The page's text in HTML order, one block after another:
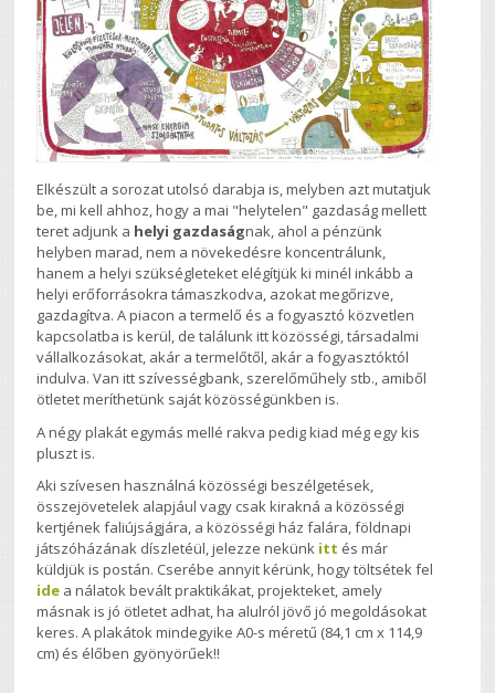
Elkészült a sorozat utolsó darabja is, melyben azt mutatjuk
be, mi kell ahhoz, hogy a mai "helytelen" gazdaság mellett
teret adjunk a helyi gazdaságnak, ahol a pénzünk
helyben marad, nem a növekedésre koncentrálunk,
hanem a helyi szükségleteket elégítjük ki minél inkább a
helyi erőforrásokra támaszkodva, azokat megőrizve,
gazdagítva. A piacon a termelő és a fogyasztó közvetlen
kapcsolatba is kerül, de találunk itt közösségi, társadalmi
vállalkozásokat, akár a termelőtől, akár a fogyasztóktól
indulva. Van itt szívességbank, szerelőműhely stb., amiből
ötletet meríthetünk saját közösségünkben is.
A négy plakát egymás mellé rakva pedig kiad még egy kis
pluszt is.
Aki szívesen használná közösségi beszélgetések,
összejövetelek alapjául vagy csak kirakná a közösségi
kertjének faliújságjára, a közösségi ház falára, földnapi
játszóházának díszletéül, jelezze nekünk itt és már
küldjük is postán. Cserébe annyit kérünk, hogy töltsétek fel
ide a nálatok bevált praktikákat, projekteket, amely
másnak is jó ötletet adhat, ha alulról jövő jó megoldásokat
keres. A plakátok mindegyike A0-s méretű (84,1 cm x 114,9
cm) és élőben gyönyörűek!!